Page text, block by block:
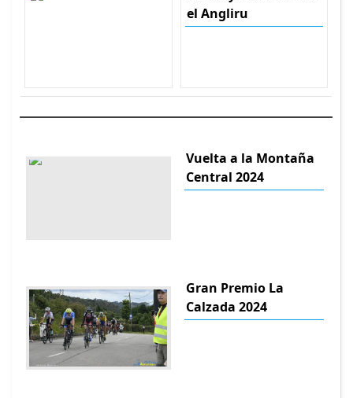
el Angliru
Vuelta a la Montaña
Central 2024
Gran Premio La
Calzada 2024